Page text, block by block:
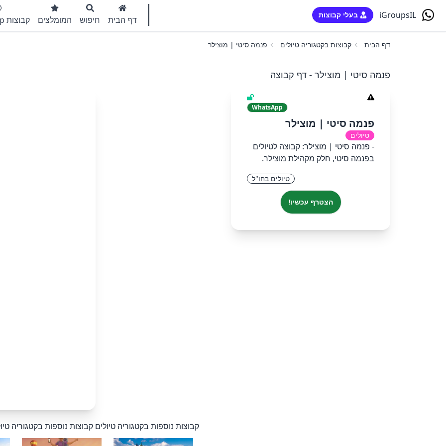
iGroupsIL בעלי קבוצות דף הבית חיפוש המומלצים קבוצות WhatsApp
דף הבית קבוצות בקטגוריה טיולים פנמה סיטי | מוצילר
פנמה סיטי | מוצילר - דף קבוצה
WhatsApp
פנמה סיטי | מוצילר
טיולים
- פנמה סיטי | מוצילר: קבוצה לטיולים
בפנמה סיטי, חלק מקהילת מוצילר.
טיולים בחו"ל
הצטרף עכשיו!
קבוצות נוספות בקטגוריה טיולים קבוצות נוספות בקטגוריה